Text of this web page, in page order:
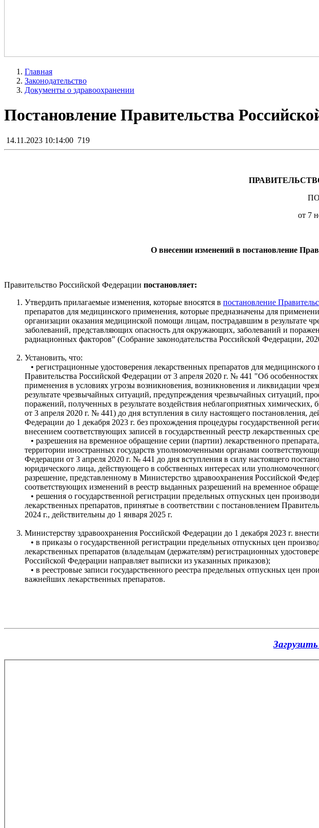
Главная
Законодательство
Документы о здравоохранении
Постановление Правительства
14.11.2023 10:14:00 719
от 7
О внесении изменений в постановление
Правительство Российской Федерации постановляет:
Утвердить прилагаемые изменения, которые вносятся в постановление
препаратов для медицинского применения, которые предназначены для
организации оказания медицинской помощи лицам, пострадавшим в результате
заболеваний, представляющих опасность для окружающих, заболеваний и
радиационных факторов" (Собрание законодательства Российской Федерации,
Установить, что:
• регистрационные удостоверения лекарственных препаратов для
Правительства Российской Федерации от 3 апреля 2020 г. № 441 "Об
применения в условиях угрозы возникновения, возникновения и ликвидации
результате чрезвычайных ситуаций, предупреждения чрезвычайных ситуаций,
поражений, полученных в результате воздействия неблагоприятных
от 3 апреля 2020 г. № 441) до дня вступления в силу настоящего постановления,
Федерации до 1 декабря 2023 г. без прохождения процедуры государственной
внесением соответствующих записей в государственный реестр лекарственных
• разрешения на временное обращение серии (партии) лекарственного
территории иностранных государств уполномоченными органами
Федерации от 3 апреля 2020 г. № 441 до дня вступления в силу настоящего
юридического лица, действующего в собственных интересах или
разрешение, представленному в Министерство здравоохранения Российской
соответствующих изменений в реестр выданных разрешений на временное
• решения о государственной регистрации предельных отпускных цен
лекарственных препаратов, принятые в соответствии с постановлением
2024 г., действительны до 1 января 2025 г.
Министерству здравоохранения Российской Федерации до 1 декабря 2023 г.
• в приказы о государственной регистрации предельных отпускных цен
лекарственных препаратов (владельцам (держателям) регистрационных
Российской Федерации направляет выписки из указанных приказов);
• в реестровые записи государственного реестра предельных отпускных цен
важнейших лекарственных препаратов.